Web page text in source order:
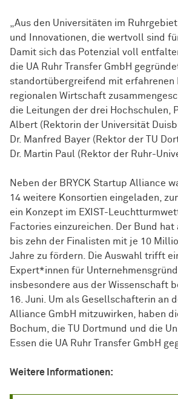
„Aus den Universitäten im
und Innovationen, die wertvoll sind
Damit sich das Potenzial voll
die UA Ruhr Transfer GmbH
standortübergreifend mit erfahrenen
regionalen Wirtschaft
die Leitungen der drei Hochschulen,
Albert (Rektorin der Universität
Dr. Manfred Bayer (Rektor der TU
Dr. Martin Paul (Rektor der Ruhr-
Neben der BRYCK Startup Alliance
14 weitere Konsortien eingeladen,
ein Konzept im EXIST-
Factories einzureichen. Der Bund
bis zehn der Finalisten mit je 10
Jahre zu fördern. Die Auswahl trifft
Expert*innen für
insbesondere aus der Wissenschaft
16. Juni. Um als Gesellschafterin an
Alliance GmbH mitzuwirken, haben
Bochum, die TU Dortmund und die
Essen die UA Ruhr Transfer GmbH
Weitere Informationen: